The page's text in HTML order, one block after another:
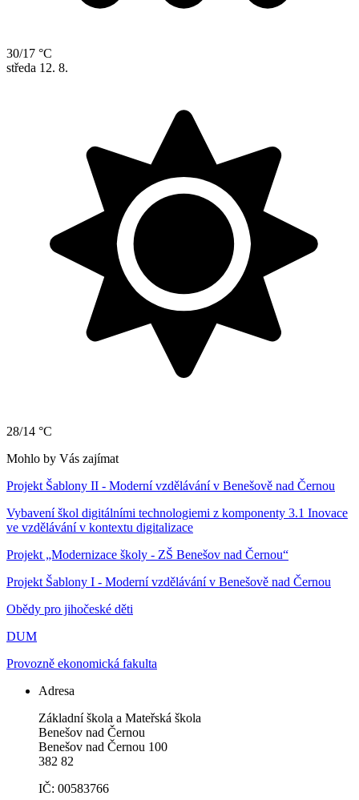
30/17 °C
středa 12. 8.
28/14 °C
Mohlo by Vás zajímat
Projekt Šablony II - Moderní vzdělávání v Benešově nad Černou
Vybavení škol digitálními technologiemi z komponenty 3.1 Inovace
ve vzdělávání v kontextu digitalizace
Projekt „Modernizace školy - ZŠ Benešov nad Černou“
Projekt Šablony I - Moderní vzdělávání v Benešově nad Černou
Obědy pro jihočeské děti
DUM
Provozně ekonomická fakulta
Adresa
Základní škola a Mateřská škola
Benešov nad Černou
Benešov nad Černou 100
382 82
IČ: 00583766